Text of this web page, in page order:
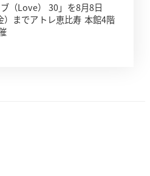
（Love） 30」を8月8日
）までアトレ恵比寿 本館4階